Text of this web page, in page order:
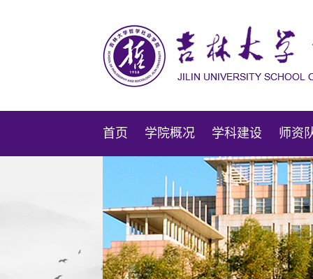
首页 学院概况 学科建设 师资